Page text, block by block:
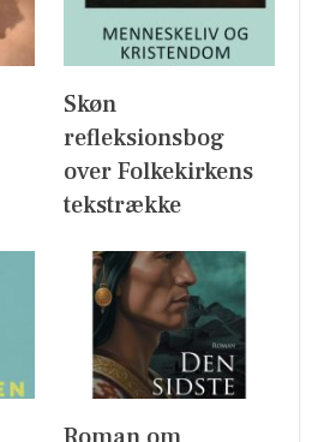
Skøn
refleksionsbog
over Folkekirkens
tekstrække